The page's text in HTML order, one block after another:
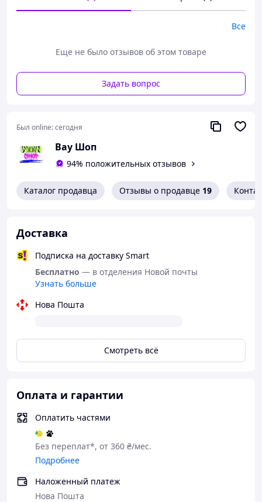
— Нагрудный подсумок
— Подсумок под рацию
Подходит для задач, тренировок и активного
использования.
Все
Еще не было отзывов об этом товаре
Задать вопрос
Был online:сегодня
Вау Шоп
94% положительных отзывов
Каталог продавца Отзывы о продавце 19
Доставка
Подписка на доставку Smart
Бесплатно — в отделения Новой почты
Узнать больше
Нова Пошта
Смотреть всё
Оплата и гарантии
Оплатить частями
Без переплат*, от 360 ₴/мес.
Подробнее
Наложенный платеж
Нова Пошта